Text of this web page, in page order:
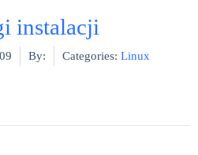
instalacji
By: Categories: Linux